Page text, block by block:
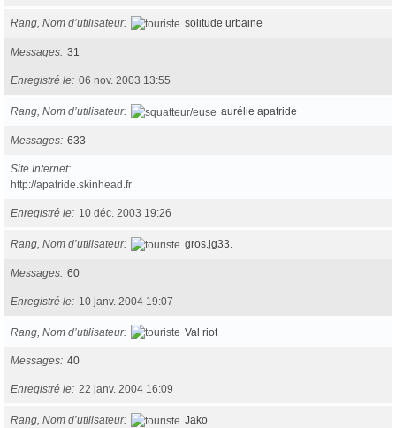
Rang, Nom d’utilisateur solitude urbaine
Messages 31
Enregistré le 06 nov. 2003 13:55
Rang, Nom d’utilisateur aurélie apatride
Messages 633
Site Internet
http://apatride.skinhead.fr
Enregistré le 10 déc. 2003 19:26
Rang, Nom d’utilisateur gros.jg33.
Messages 60
Enregistré le 10 janv. 2004 19:07
Rang, Nom d’utilisateur Val riot
Messages 40
Enregistré le 22 janv. 2004 16:09
Rang, Nom d’utilisateur Jako